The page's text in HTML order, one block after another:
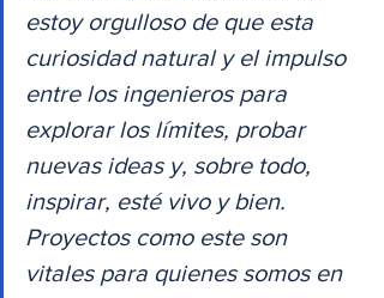
estoy orgulloso de que esta
curiosidad natural y el impulso
entre los ingenieros para
explorar los límites, probar
nuevas ideas y, sobre todo,
inspirar, esté vivo y bien.
Proyectos como este son
vitales para quienes somos en